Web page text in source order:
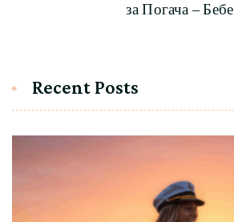
за Погача – Бебе
Recent Posts